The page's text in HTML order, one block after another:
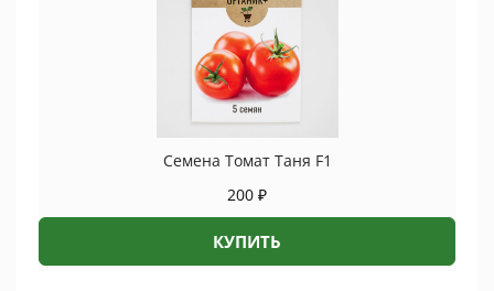
Семена Томат Таня F1
200 ₽
КУПИТЬ